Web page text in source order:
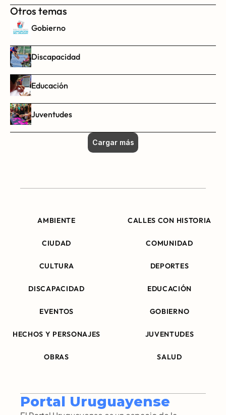
Otros temas
Gobierno
Discapacidad
Educación
Juventudes
Cargar más
AMBIENTE CALLES CON HISTORIA
CIUDAD COMUNIDAD
CULTURA DEPORTES
DISCAPACIDAD EDUCACIÓN
EVENTOS GOBIERNO
HECHOS Y PERSONAJES JUVENTUDES
OBRAS SALUD
Portal Uruguayense